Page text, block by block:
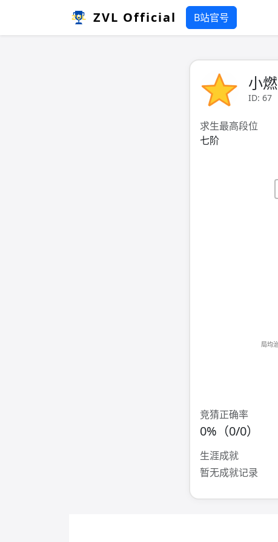
ZVL Official B站官号
小燃
ID: 67
求生最高段位
七阶
竞猜正确率
0%（0/0）
生涯成就
暂无成就记录